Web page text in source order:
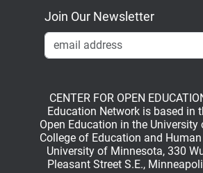
Join Our Newsletter
CENTER FOR OPEN
Education Network is based in
Open Education in the University
College of Education and
University of Minnesota, 330
Pleasant Street S.E.,